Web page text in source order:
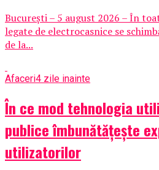
București – 5 august 2026 – În
legate de electrocasnice se
de la...
Afaceri4 zile inainte
În ce mod tehnologia
publice îmbunătățește
utilizatorilor